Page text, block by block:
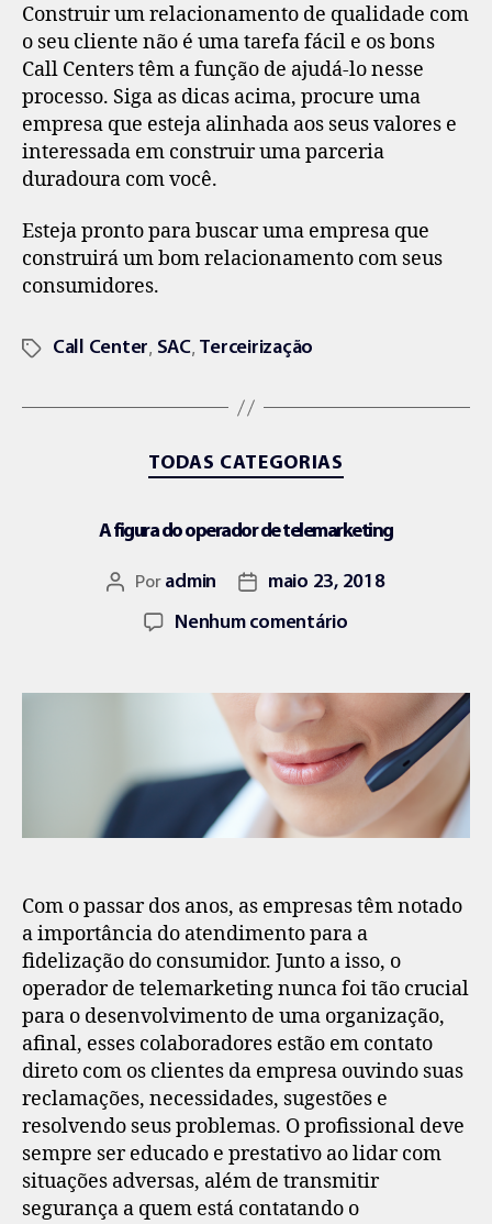
Construir um relacionamento de qualidade com
o seu cliente não é uma tarefa fácil e os bons
Call Centers têm a função de ajudá-lo nesse
processo. Siga as dicas acima, procure uma
empresa que esteja alinhada aos seus valores e
interessada em construir uma parceria
duradoura com você.
Esteja pronto para buscar uma empresa que
construirá um bom relacionamento com seus
consumidores.
Call Center, SAC, Terceirização
TODAS CATEGORIAS
A figura do operador de telemarketing
Por admin
maio 23, 2018
Nenhum comentário
Com o passar dos anos, as empresas têm notado
a importância do atendimento para a
fidelização do consumidor. Junto a isso, o
operador de telemarketing nunca foi tão crucial
para o desenvolvimento de uma organização,
afinal, esses colaboradores estão em contato
direto com os clientes da empresa ouvindo suas
reclamações, necessidades, sugestões e
resolvendo seus problemas. O profissional deve
sempre ser educado e prestativo ao lidar com
situações adversas, além de transmitir
segurança a quem está contatando o